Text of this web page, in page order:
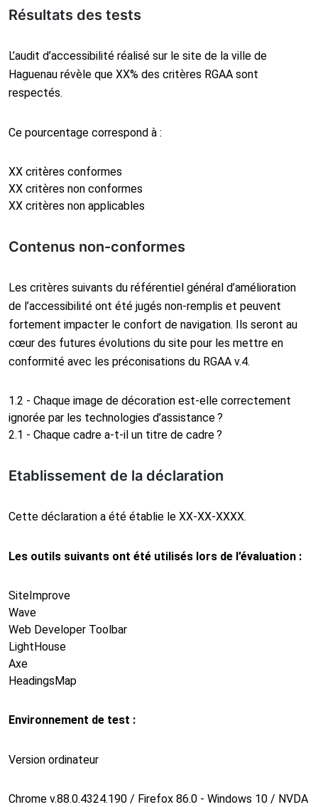
Résultats des tests
L’audit d’accessibilité réalisé sur le site de la ville de
Haguenau révèle que XX% des critères RGAA sont
respectés.
Ce pourcentage correspond à :
XX critères conformes
XX critères non conformes
XX critères non applicables
Contenus non-conformes
Les critères suivants du référentiel général d’amélioration
de l’accessibilité ont été jugés non-remplis et peuvent
fortement impacter le confort de navigation. Ils seront au
cœur des futures évolutions du site pour les mettre en
conformité avec les préconisations du RGAA v.4.
1.2 - Chaque image de décoration est-elle correctement
ignorée par les technologies d’assistance ?
2.1 - Chaque cadre a-t-il un titre de cadre ?
Etablissement de la déclaration
Cette déclaration a été établie le XX-XX-XXXX.
Les outils suivants ont été utilisés lors de l’évaluation :
SiteImprove
Wave
Web Developer Toolbar
LightHouse
Axe
HeadingsMap
Environnement de test :
Version ordinateur
Chrome v.88.0.4324.190 / Firefox 86.0 - Windows 10 / NVDA